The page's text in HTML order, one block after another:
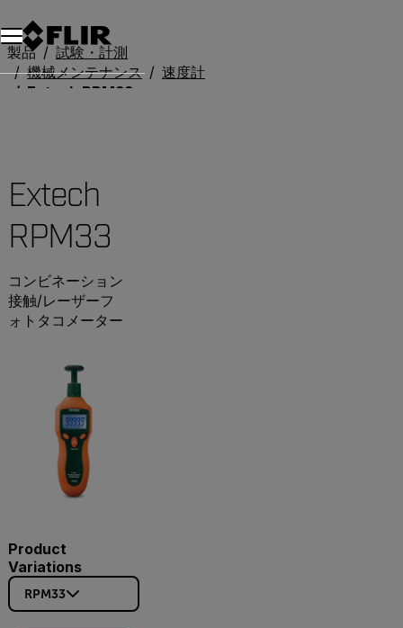
製品
試験・計測
機械メンテナンス
速度計
Extech RPM33
Extech
RPM33
コンビネーション
接触/レーザーフ
ォトタコメーター
Product
Variations
RPM33